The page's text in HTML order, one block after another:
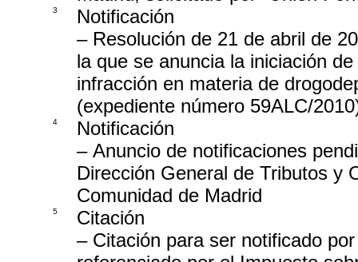
3
Notificación
– Resolución de 21 de abril de
la que se anuncia la iniciación
infracción en materia de
(expediente número 59ALC/
4
Notificación
– Anuncio de notificaciones
Dirección General de Tributos y
Comunidad de Madrid
5
Citación
– Citación para ser notificado